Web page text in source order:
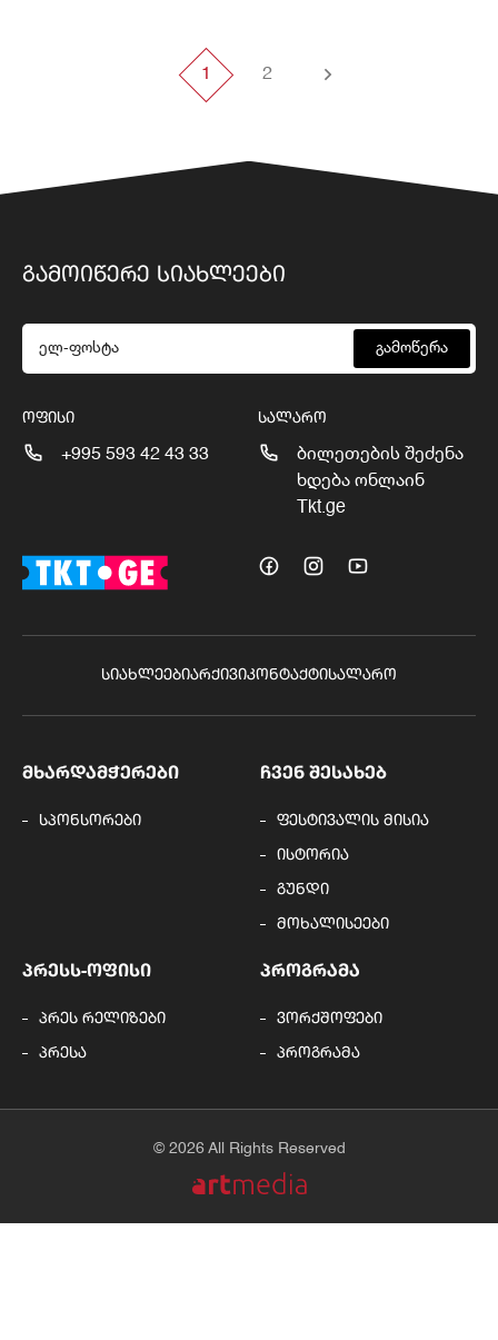
1 2
ᲒᲐᲛᲝᲘᲬᲔᲠᲔ ᲡᲘᲐᲮᲚᲔᲔᲑᲘ
გამოწერა
ᲝᲤᲘᲡᲘ
+995 593 42 43 33
ᲡᲐᲚᲐᲠᲝ
ბილეთების შეძენა
ხდება ონლაინ
Tkt.ge
ᲡᲘᲐᲮᲚᲔᲔᲑᲘᲐᲠᲥᲘᲕᲘᲙᲝᲜᲢᲐᲥᲢᲘᲡᲐᲚᲐᲠᲝ
ᲛᲮᲐᲠᲓᲐᲛᲭᲔᲠᲔᲑᲘ
სპონსორები
ᲩᲕᲔᲜ ᲨᲔᲡᲐᲮᲔᲑ
ფესტივალის მისია
ისტორია
გუნდი
მოხალისეები
ᲞᲠᲔᲡᲡ-ᲝᲤᲘᲡᲘ
პრეს რელიზები
პრესა
ᲞᲠᲝᲒᲠᲐᲛᲐ
ვორქშოფები
პროგრამა
© 2026 All Rights Reserved